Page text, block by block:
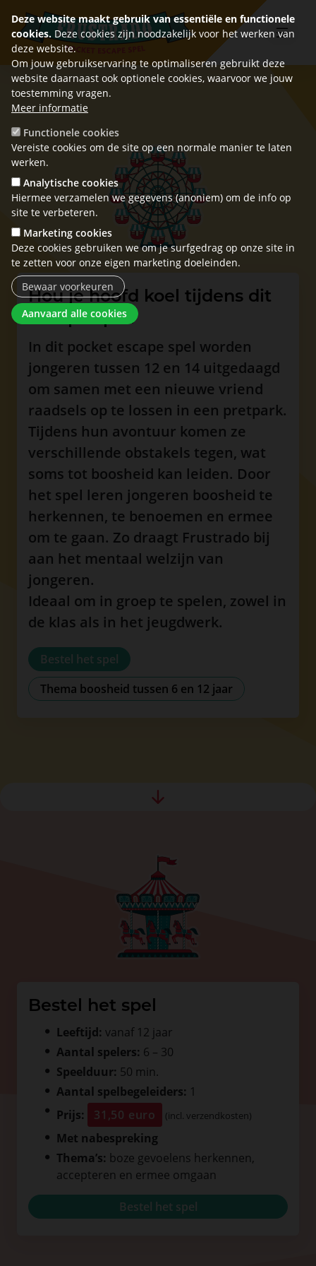
Deze website maakt gebruik van essentiële en functionele
cookies. Deze cookies zijn noodzakelijk voor het werken van
deze website.
Om jouw gebruikservaring te optimaliseren gebruikt deze
website daarnaast ook optionele cookies, waarvoor we jouw
toestemming vragen.
Meer informatie
Functionele cookies
Vereiste cookies om de site op een normale manier te laten
werken.
Analytische cookies
Hiermee verzamelen we gegevens (anoniem) om de info op
site te verbeteren.
Marketing cookies
Deze cookies gebruiken we om je surfgedrag op onze site in
te zetten voor onze eigen marketing doeleinden.
Bewaar voorkeuren
Aanvaard alle cookies Toestemming intrekken
Hou je hoofd koel tijdens dit
escape spel!
In dit pocket escape spel worden
jongeren tussen 12 en 14 uitgedaagd
om samen met een nieuwe vriend
raadsels op te lossen in een pretpark.
Tijdens hun avontuur komen ze
verschillende obstakels tegen, wat
soms tot boosheid kan leiden. Door
het spel leren jongeren boosheid te
herkennen, te benoemen en ermee
om te gaan. Zo draagt Frustrado bij
aan het mentaal welzijn van
jongeren.
Ideaal om in groep te spelen, zowel in
de klas als in het jeugdwerk.
Bestel het spel
Thema boosheid tussen 6 en 12 jaar
Bestel het spel
Leeftijd: vanaf 12 jaar
Aantal spelers: 6 – 30
Speelduur: 50 min.
Aantal spelbegeleiders: 1
Prijs: 31,50 euro (incl. verzendkosten)
Met nabespreking
Thema’s: boze gevoelens herkennen,
accepteren en ermee omgaan
Bestel het spel